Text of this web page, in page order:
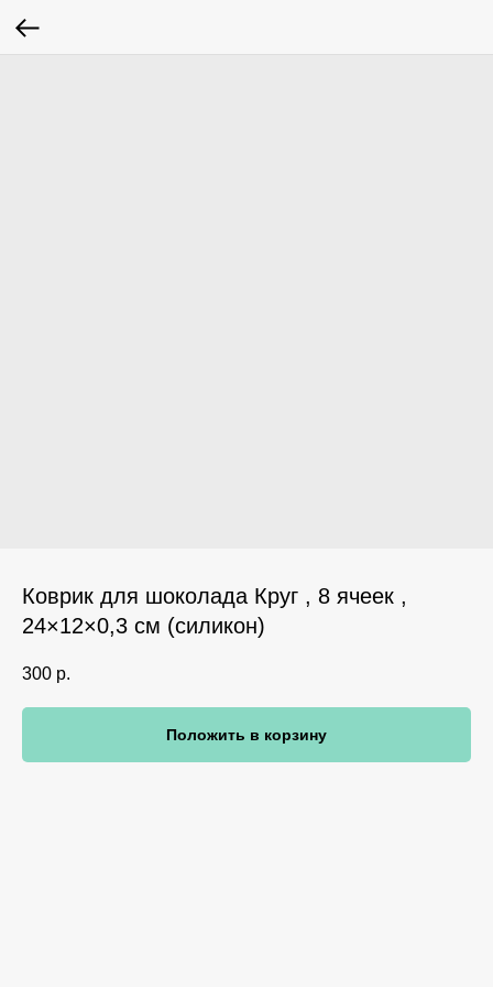
Коврик для шоколада Круг , 8 ячеек ,
24×12×0,3 см (силикон)
300 р.
Положить в корзину